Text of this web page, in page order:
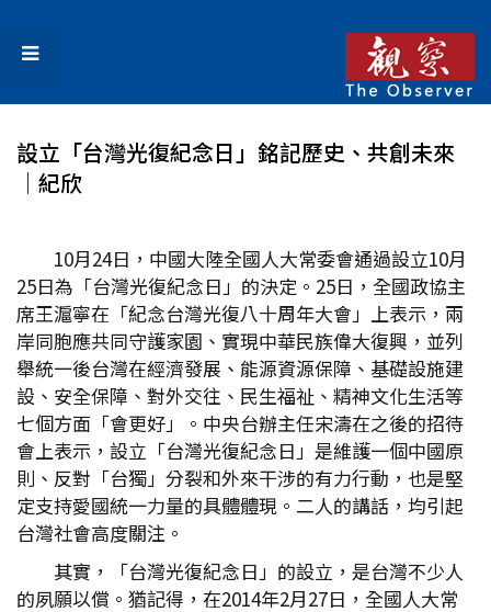
設立「台灣光復紀念日」銘記歷史、共創未來
│紀欣
10月24日，中國大陸全國人大常委會通過設立10月
25日為「台灣光復紀念日」的決定。25日，全國政協主
席王滬寧在「紀念台灣光復八十周年大會」上表示，兩
岸同胞應共同守護家園、實現中華民族偉大復興，並列
舉統一後台灣在經濟發展、能源資源保障、基礎設施建
設、安全保障、對外交往、民生福祉、精神文化生活等
七個方面「會更好」。中央台辦主任宋濤在之後的招待
會上表示，設立「台灣光復紀念日」是維護一個中國原
則、反對「台獨」分裂和外來干涉的有力行動，也是堅
定支持愛國統一力量的具體體現。二人的講話，均引起
台灣社會高度關注。
其實，「台灣光復紀念日」的設立，是台灣不少人
的夙願以償。猶記得，在2014年2月27日，全國人大常